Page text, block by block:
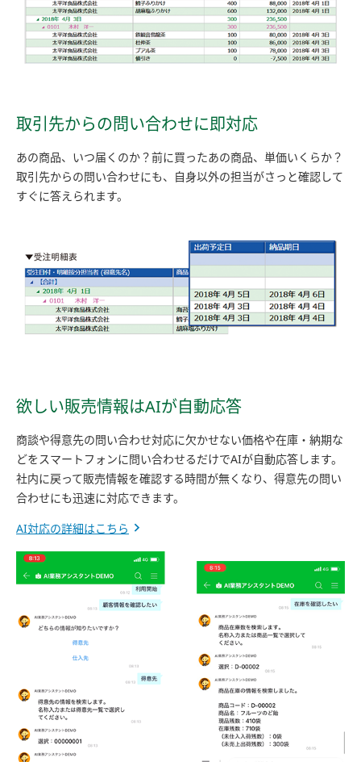
取引先からの問い合わせに即対応
あの商品、いつ届くのか？前に買ったあの商品、単価いくらか？
取引先からの問い合わせにも、自身以外の担当がさっと確認して
すぐに答えられます。
欲しい販売情報はAIが自動応答
商談や得意先の問い合わせ対応に欠かせない価格や在庫・納期な
どをスマートフォンに問い合わせるだけでAIが自動応答します。
社内に戻って販売情報を確認する時間が無くなり、得意先の問い
合わせにも迅速に対応できます。
AI対応の詳細はこちら